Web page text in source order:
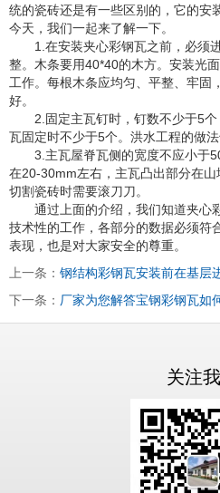
统的瓷砖还是有一些区别的，它的安
今天，我们一起来了解一下。
1.在安装夹心彩钢瓦之前，必须
整。木条要用40*40的木方。安装光
工作。每根木条应均匀、平整、牢固
好。
2.固定主瓦钉时，钉数不少于5
瓦固定时不少于5个。洪水工程的做
3.主瓦屋脊瓦侧的宽度不应小于
在20-30mm左右，主瓦凸出部分在山
切割瓷砖时需要滚刀刀。
通过上面的介绍，我们知道夹心
技术性的工作，各部分的数据必须符
表现，也是对大家安全的尊重。
上一条： 钢结构彩钢瓦安装前在基层
下一条： 厂家为您解答宝钢彩钢瓦如
关注